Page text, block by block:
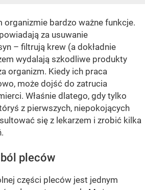
organizmie bardzo ważne funkcje.
za usuwanie
– filtrują krew (a dokładnie
wydalają szkodliwe produkty
organizm. Kiedy ich praca
może dojść do zatrucia
Właśnie dlatego, gdy tylko
z pierwszych, niepokojących
się z lekarzem i zrobić kilka
pleców
części pleców jest jednym